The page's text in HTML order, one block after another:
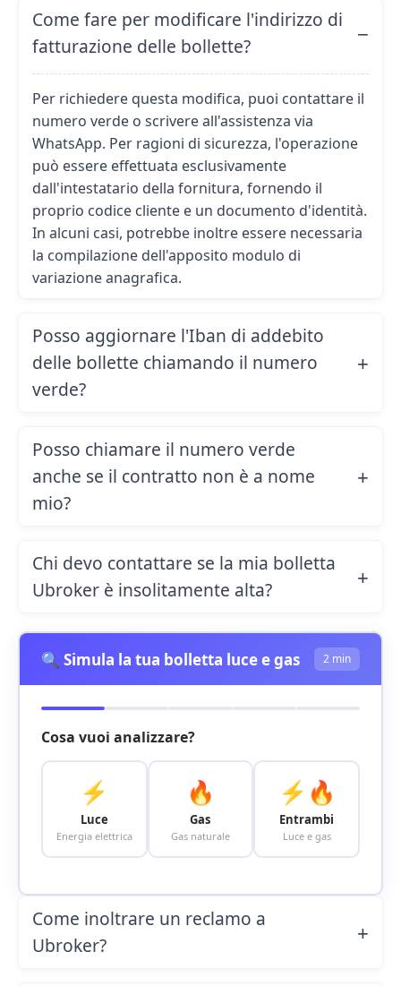
Come fare per modificare l'indirizzo di
fatturazione delle bollette?
Per richiedere questa modifica, puoi contattare il
numero verde o scrivere all'assistenza via
WhatsApp. Per ragioni di sicurezza, l'operazione
può essere effettuata esclusivamente
dall'intestatario della fornitura, fornendo il
proprio codice cliente e un documento d'identità.
In alcuni casi, potrebbe inoltre essere necessaria
la compilazione dell'apposito modulo di
variazione anagrafica.
Posso aggiornare l'Iban di addebito
delle bollette chiamando il numero
verde?
Posso chiamare il numero verde
anche se il contratto non è a nome
mio?
Chi devo contattare se la mia bolletta
Ubroker è insolitamente alta?
🔍 Simula la tua bolletta luce e gas 2 min
Cosa vuoi analizzare?
⚡
Luce
Energia elettrica
🔥
Gas
Gas naturale
⚡🔥
Entrambi
Luce e gas
Come inoltrare un reclamo a
Ubroker?